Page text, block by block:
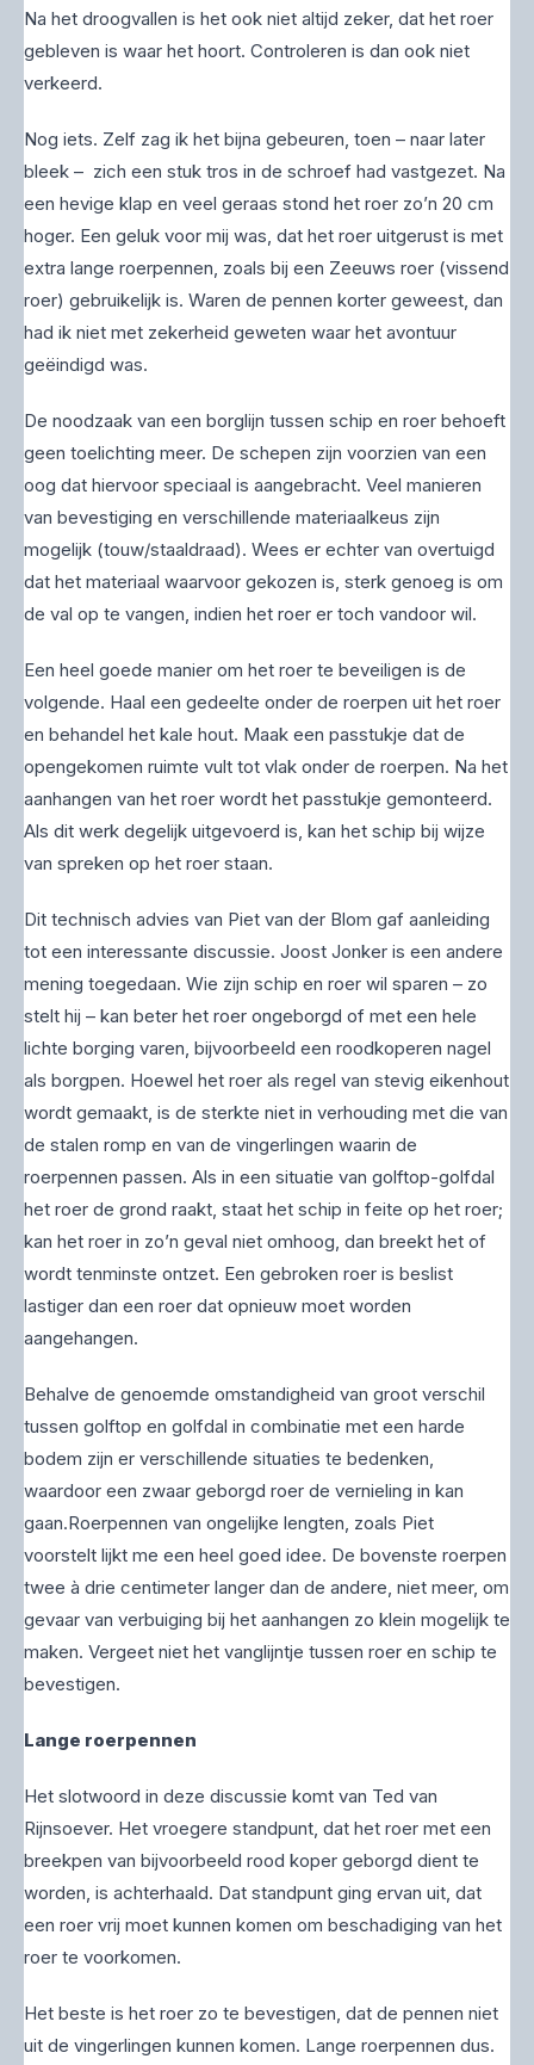
Na het droogvallen is het ook niet altijd zeker, dat het roer
gebleven is waar het hoort. Controleren is dan ook niet
verkeerd.
Nog iets. Zelf zag ik het bijna gebeuren, toen – naar later
bleek – zich een stuk tros in de schroef had vastgezet. Na
een hevige klap en veel geraas stond het roer zo’n 20 cm
hoger. Een geluk voor mij was, dat het roer uitgerust is met
extra lange roerpennen, zoals bij een Zeeuws roer (vissend
roer) gebruikelijk is. Waren de pennen korter geweest, dan
had ik niet met zekerheid geweten waar het avontuur
geëindigd was.
De noodzaak van een borglijn tussen schip en roer behoeft
geen toelichting meer. De schepen zijn voorzien van een
oog dat hiervoor speciaal is aangebracht. Veel manieren
van bevestiging en verschillende materiaalkeus zijn
mogelijk (touw/staaldraad). Wees er echter van overtuigd
dat het materiaal waarvoor gekozen is, sterk genoeg is om
de val op te vangen, indien het roer er toch vandoor wil.
Een heel goede manier om het roer te beveiligen is de
volgende. Haal een gedeelte onder de roerpen uit het roer
en behandel het kale hout. Maak een passtukje dat de
opengekomen ruimte vult tot vlak onder de roerpen. Na het
aanhangen van het roer wordt het passtukje gemonteerd.
Als dit werk degelijk uitgevoerd is, kan het schip bij wijze
van spreken op het roer staan.
Dit technisch advies van Piet van der Blom gaf aanleiding
tot een interessante discussie. Joost Jonker is een andere
mening toegedaan. Wie zijn schip en roer wil sparen – zo
stelt hij – kan beter het roer ongeborgd of met een hele
lichte borging varen, bijvoorbeeld een roodkoperen nagel
als borgpen. Hoewel het roer als regel van stevig eikenhout
wordt gemaakt, is de sterkte niet in verhouding met die van
de stalen romp en van de vingerlingen waarin de
roerpennen passen. Als in een situatie van golftop-golfdal
het roer de grond raakt, staat het schip in feite op het roer;
kan het roer in zo’n geval niet omhoog, dan breekt het of
wordt tenminste ontzet. Een gebroken roer is beslist
lastiger dan een roer dat opnieuw moet worden
aangehangen.
Behalve de genoemde omstandigheid van groot verschil
tussen golftop en golfdal in combinatie met een harde
bodem zijn er verschillende situaties te bedenken,
waardoor een zwaar geborgd roer de vernieling in kan
gaan.Roerpennen van ongelijke lengten, zoals Piet
voorstelt lijkt me een heel goed idee. De bovenste roerpen
twee à drie centimeter langer dan de andere, niet meer, om
gevaar van verbuiging bij het aanhangen zo klein mogelijk te
maken. Vergeet niet het vanglijntje tussen roer en schip te
bevestigen.
Lange roerpennen
Het slotwoord in deze discussie komt van Ted van
Rijnsoever. Het vroegere standpunt, dat het roer met een
breekpen van bijvoorbeeld rood koper geborgd dient te
worden, is achterhaald. Dat standpunt ging ervan uit, dat
een roer vrij moet kunnen komen om beschadiging van het
roer te voorkomen.
Het beste is het roer zo te bevestigen, dat de pennen niet
uit de vingerlingen kunnen komen. Lange roerpennen dus.